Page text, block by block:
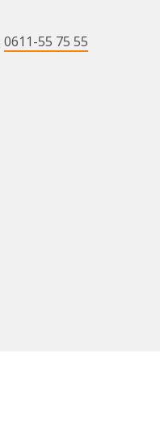
0611-55 75 55